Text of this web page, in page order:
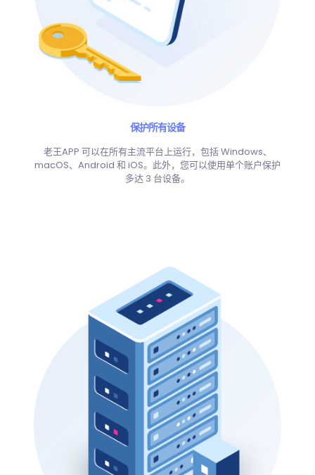
保护所有设备
老王APP 可以在所有主流平台上运行，包括 Windows、
macOS、Android 和 iOS。此外，您可以使用单个账户保护
多达 3 台设备。